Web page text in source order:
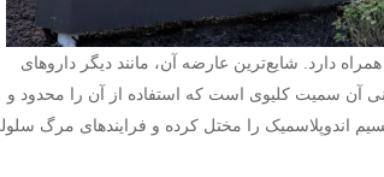
دارد. شایع‌ترین عارضه آن، مانند دیگر داروهای
آن سمیت کلیوی است که استفاده از آن را محدود و
اندوپلاسمیک را مختل کرده و فرایندهای مرگ